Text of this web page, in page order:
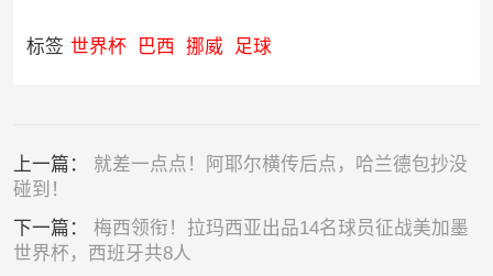
标签 世界杯 巴西 挪威 足球
上一篇： 就差一点点！阿耶尔横传后点，哈兰德包抄没
碰到！
下一篇： 梅西领衔！拉玛西亚出品14名球员征战美加墨
世界杯，西班牙共8人